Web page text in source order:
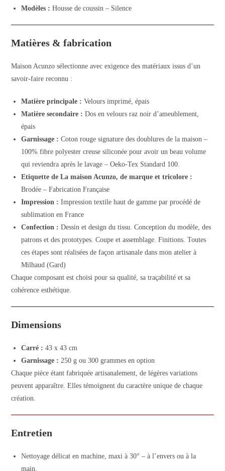
Modèles : Housse de coussin – Silence
Matières & fabrication
Maison Acunzo sélectionne avec exigence des matériaux issus d’un
savoir-faire reconnu :
Matière principale :Velours imprimé, épais
Matière secondaire :Dos en velours raz noir d’ameublement,
épais
Garnissage :Coton rouge signature des doublures de la maison –
100% fibre polyester creuse siliconée pour avoir un beau volume
qui reviendra après le lavage – Oeko-Tex Standard 100.
Etiquette de La maison Acunzo, de marque et tricolore :
Brodée – Fabrication Française
Impression : Impression textile haut de gamme par procédé de
sublimation en France
Confection : Dessin et design du tissu. Conception du modèle, des
patrons et des prototypes. Coupe et assemblage. Finitions. Toutes
ces étapes sont réalisées de façon artisanale dans mon atelier à
Milhaud (Gard)
Chaque composant est choisi pour sa qualité, sa traçabilité et sa
cohérence esthétique.
Dimensions
Carré : 43 x 43 cm
Garnissage : 250 g ou 300 grammes en option
Chaque pièce étant fabriquée artisanalement, de légères variations
peuvent apparaître. Elles témoignent du caractère unique de chaque
création.
Entretien
Nettoyage délicat en machine, maxi à 30° – à l’envers ou à la
main.